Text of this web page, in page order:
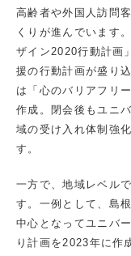
高齢者や外国人訪問
くりが進んでいます
ザイン2020行動計画
援の行動計画が盛り
は「心のバリアフリ
作成。閉会後もユニ
域の受け入れ体制強
す。
一方で、地域レベル
す。一例として、島
中心となってユニバ
り計画を2023年に作